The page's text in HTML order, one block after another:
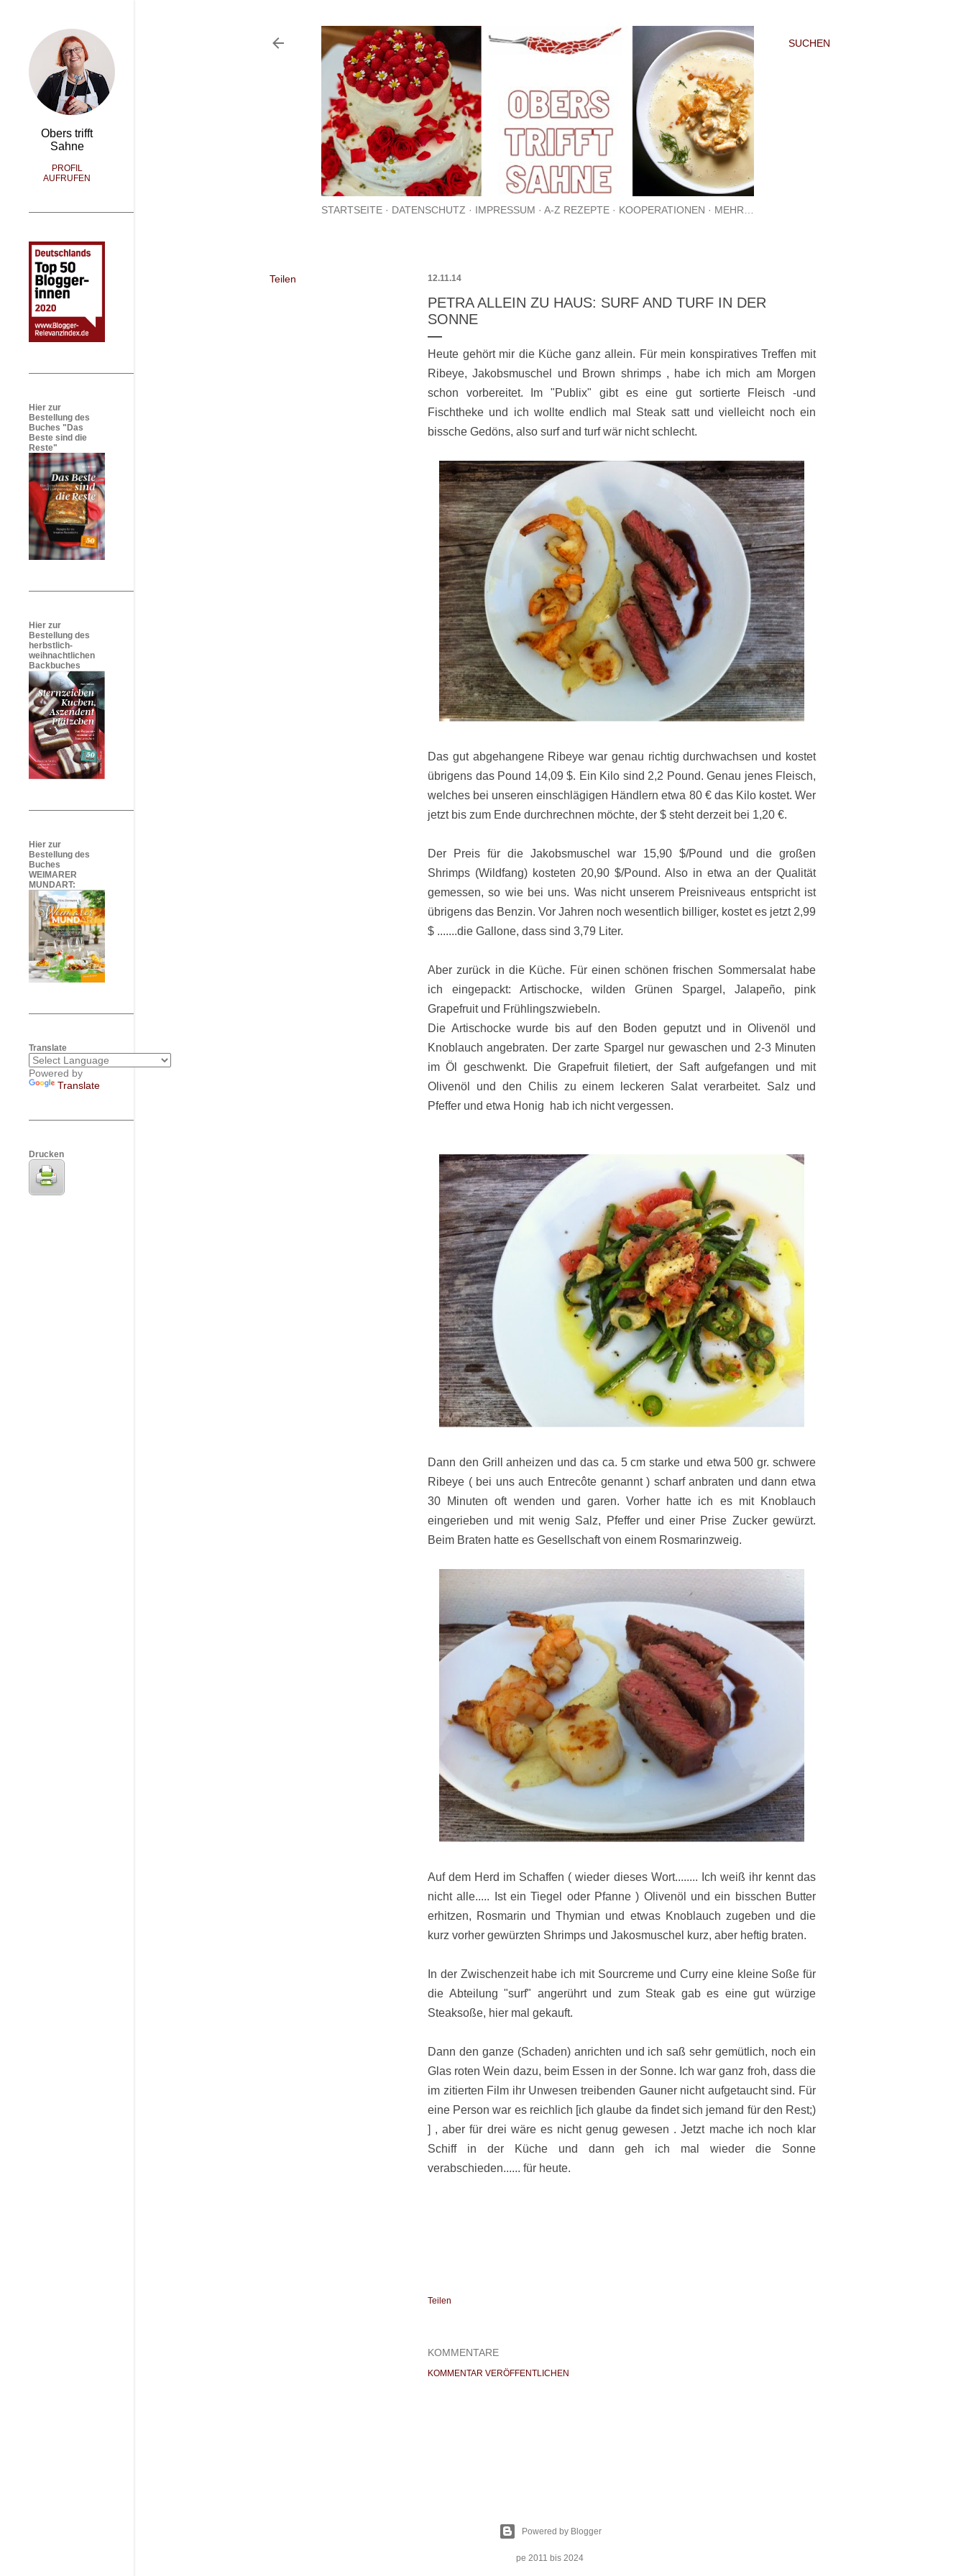
SUCHEN
STARTSEITE DATENSCHUTZ IMPRESSUM A-Z REZEPTE KOOPERATIONEN MEHR…
Teilen 12.11.14
PETRA ALLEIN ZU HAUS: SURF AND TURF IN DER
SONNE
Heute gehört mir die Küche ganz allein. Für mein konspiratives Treffen mit
Ribeye, Jakobsmuschel und Brown shrimps , habe ich mich am Morgen
schon vorbereitet. Im "Publix" gibt es eine gut sortierte Fleisch -und
Fischtheke und ich wollte endlich mal Steak satt und vielleicht noch ein
bissche Gedöns, also surf and turf wär nicht schlecht.
Das gut abgehangene Ribeye war genau richtig durchwachsen und kostet
übrigens das Pound 14,09 $. Ein Kilo sind 2,2 Pound. Genau jenes Fleisch,
welches bei unseren einschlägigen Händlern etwa 80 € das Kilo kostet. Wer
jetzt bis zum Ende durchrechnen möchte, der $ steht derzeit bei 1,20 €.
Der Preis für die Jakobsmuschel war 15,90 $/Pound und die großen
Shrimps (Wildfang) kosteten 20,90 $/Pound. Also in etwa an der Qualität
gemessen, so wie bei uns. Was nicht unserem Preisniveaus entspricht ist
übrigens das Benzin. Vor Jahren noch wesentlich billiger, kostet es jetzt 2,99
$ .......die Gallone, dass sind 3,79 Liter.
Aber zurück in die Küche. Für einen schönen frischen Sommersalat habe
ich eingepackt: Artischocke, wilden Grünen Spargel, Jalapeño, pink
Grapefruit und Frühlingszwiebeln.
Die Artischocke wurde bis auf den Boden geputzt und in Olivenöl und
Knoblauch angebraten. Der zarte Spargel nur gewaschen und 2-3 Minuten
im Öl geschwenkt. Die Grapefruit filetiert, der Saft aufgefangen und mit
Olivenöl und den Chilis zu einem leckeren Salat verarbeitet. Salz und
Pfeffer und etwa Honig hab ich nicht vergessen.
Dann den Grill anheizen und das ca. 5 cm starke und etwa 500 gr. schwere
Ribeye ( bei uns auch Entrecôte genannt ) scharf anbraten und dann etwa
30 Minuten oft wenden und garen. Vorher hatte ich es mit Knoblauch
eingerieben und mit wenig Salz, Pfeffer und einer Prise Zucker gewürzt.
Beim Braten hatte es Gesellschaft von einem Rosmarinzweig.
Auf dem Herd im Schaffen ( wieder dieses Wort........ Ich weiß ihr kennt das
nicht alle..... Ist ein Tiegel oder Pfanne ) Olivenöl und ein bisschen Butter
erhitzen, Rosmarin und Thymian und etwas Knoblauch zugeben und die
kurz vorher gewürzten Shrimps und Jakosmuschel kurz, aber heftig braten.
In der Zwischenzeit habe ich mit Sourcreme und Curry eine kleine Soße für
die Abteilung "surf" angerührt und zum Steak gab es eine gut würzige
Steaksoße, hier mal gekauft.
Dann den ganze (Schaden) anrichten und ich saß sehr gemütlich, noch ein
Glas roten Wein dazu, beim Essen in der Sonne. Ich war ganz froh, dass die
im zitierten Film ihr Unwesen treibenden Gauner nicht aufgetaucht sind. Für
eine Person war es reichlich [ich glaube da findet sich jemand für den Rest;)
] , aber für drei wäre es nicht genug gewesen . Jetzt mache ich noch klar
Schiff in der Küche und dann geh ich mal wieder die Sonne
verabschieden...... für heute.
Teilen
KOMMENTARE
KOMMENTAR VERÖFFENTLICHEN
Powered by Blogger
pe 2011 bis 2024
Obers trifft
Sahne
PROFIL
AUFRUFEN
Hier zur
Bestellung des
Buches "Das
Beste sind die
Reste"
Hier zur
Bestellung des
herbstlich-
weihnachtlichen
Backbuches
Hier zur
Bestellung des
Buches
WEIMARER
MUNDART:
Translate
Powered by
Translate
Drucken